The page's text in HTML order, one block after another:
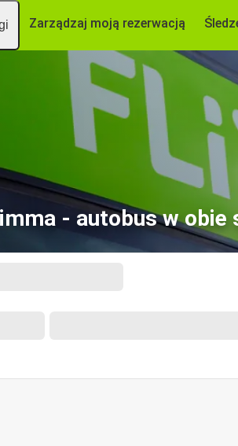
Zarządzaj moją rezerwacją
- autobus w obie